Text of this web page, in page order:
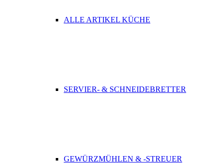
ALLE ARTIKEL KÜCHE
SERVIER- & SCHNEIDEBRETTER
GEWÜRZMÜHLEN & -STREUER